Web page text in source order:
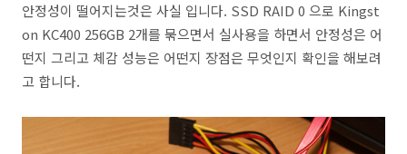
안정성이 떨어지는것은 사실 입니다. SSD RAID 0 으로 Kingst
on KC400 256GB 2개를 묶으면서 실사용을 하면서 안정성은 어
떤지 그리고 체감 성능은 어떤지 장점은 무엇인지 확인을 해보려
고 합니다.